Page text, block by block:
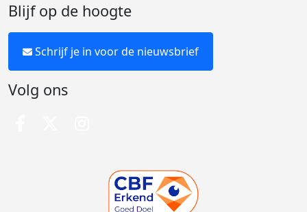
Blijf op de hoogte
Schrijf je in voor de nieuwsbrief
Volg ons